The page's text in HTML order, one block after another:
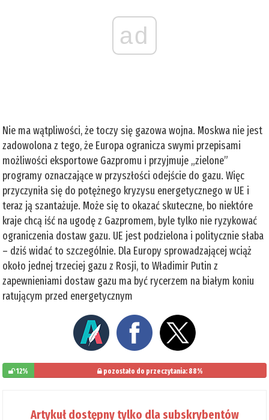
ad
Nie ma wątpliwości, że toczy się gazowa wojna. Moskwa nie jest
zadowolona z tego, że Europa ogranicza swymi przepisami
możliwości eksportowe Gazpromu i przyjmuje „zielone”
programy oznaczające w przyszłości odejście do gazu. Więc
przyczyniła się do potężnego kryzysu energetycznego w UE i
teraz ją szantażuje. Może się to okazać skuteczne, bo niektóre
kraje chcą iść na ugodę z Gazpromem, byle tylko nie ryzykować
ograniczenia dostaw gazu. UE jest podzielona i politycznie słaba
– dziś widać to szczególnie. Dla Europy sprowadzającej wciąż
około jednej trzeciej gazu z Rosji, to Władimir Putin z
zapewnieniami dostaw gazu ma być rycerzem na białym koniu
ratującym przed energetycznym
12% pozostało do przeczytania: 88%
Artykuł dostępny tylko dla subskrybentów